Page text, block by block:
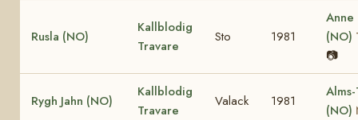
Rusla (NO)
Kallblodig
Travare
Sto 1981
Anne
(NO)
📷
Rygh Jahn (NO)
Kallblodig
Travare
Valack 1981
(NO)